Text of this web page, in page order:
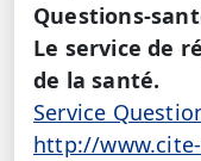
Questions-
Le service de
de la santé.
Service
http://